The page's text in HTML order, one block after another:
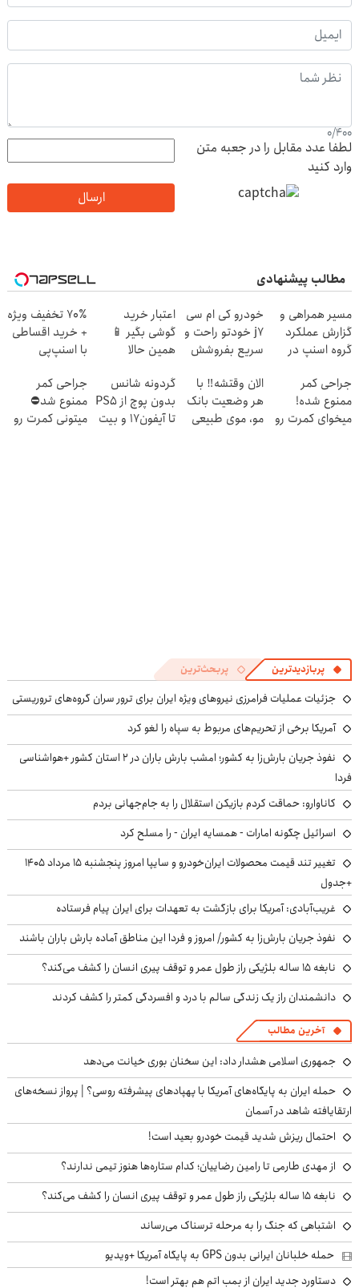
0/400
لطفا عدد مقابل را در جعبه متن
وارد کنید
ارسال
مطالب پیشنهادی
مسیر همراهی و
گزارش عملکرد
گروه اسنپ در
خودرو کی ام سی
j7 خودتو راحت و
سریع بفروشش
اعتبار خرید
گوشی بگیر 📱
همین حالا
بده 🎯
70٪ تخفیف ویژه
+ خرید اقساطی
با اسنپ‌پی
جراحی کمر
ممنوع شده!
میخوای کمرت رو
الان وقتشه‼️ با
هر وضعیت بانک
مو، موی طبیعی
گردونه شانس
بدون پوچ از PS5
تا آیفون17 و بیت
جراحی کمر
ممنوع شد⛔
میتونی کمرت رو
پربازدیدترین پربحث‌ترین
جزئیات عملیات فرامرزی نیروهای ویژه ایران برای ترور سران گروه‌های تروریستی
آمریکا برخی از تحریم‌های مربوط به سپاه را لغو کرد
نفوذ جریان بارش‌زا به کشور؛ امشب بارش باران در ۲ استان کشور +هواشناسی
فردا
کاناوارو: حماقت کردم بازیکن استقلال را به جام‌جهانی بردم
اسرائیل چگونه امارات - همسایه ایران - را مسلح کرد
تغییر تند قیمت محصولات ایران‌خودرو و سایپا امروز پنجشنبه ۱۵ مرداد ۱۴۰۵
+جدول
غریب‌آبادی: آمریکا برای بازگشت به تعهدات برای ایران پیام فرستاده
نفوذ جریان بارش‌زا به کشور/ امروز و فردا این مناطق آماده بارش باران باشند
نابغه ۱۵ ساله بلژیکی راز طول عمر و توقف پیری انسان را کشف می‌کند؟
دانشمندان راز یک زندگی سالم با درد و افسردگی کمتر را کشف کردند
آخرین مطالب
جمهوری اسلامی هشدار داد: این سخنان بوری خیانت می‌دهد
حمله ایران به پایگاه‌های آمریکا با پهپادهای پیشرفته روسی؟ | پرواز نسخه‌های
ارتقایافته شاهد در آسمان
احتمال ریزش شدید قیمت خودرو بعید است!
از مهدی طارمی تا رامین رضاییان؛ کدام ستاره‌ها هنوز تیمی ندارند؟
نابغه ۱۵ ساله بلژیکی راز طول عمر و توقف پیری انسان را کشف می‌کند؟
اشتباهی که جنگ را به مرحله ترسناک می‌رساند
حمله خلبانان ایرانی بدون GPS به پایگاه آمریکا +ویدیو
دستاورد جدید ایران از بمب اتم هم بهتر است!